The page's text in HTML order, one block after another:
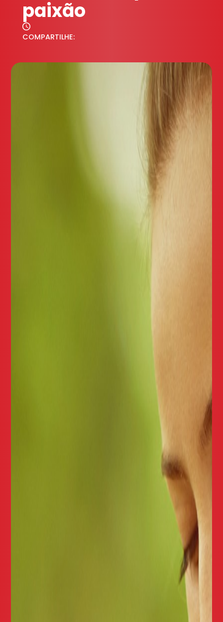
paixão
COMPARTILHE: